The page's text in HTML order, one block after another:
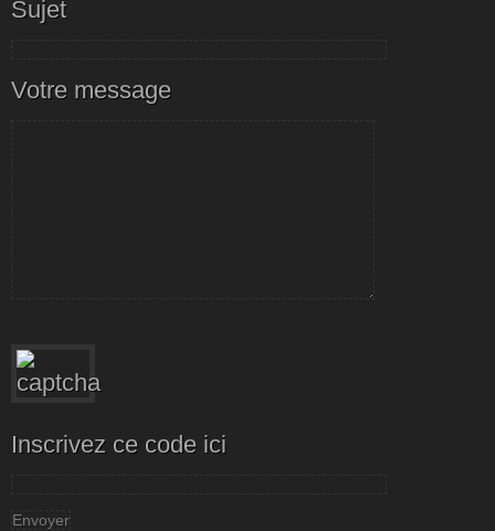
Sujet
Votre message
Inscrivez ce code ici